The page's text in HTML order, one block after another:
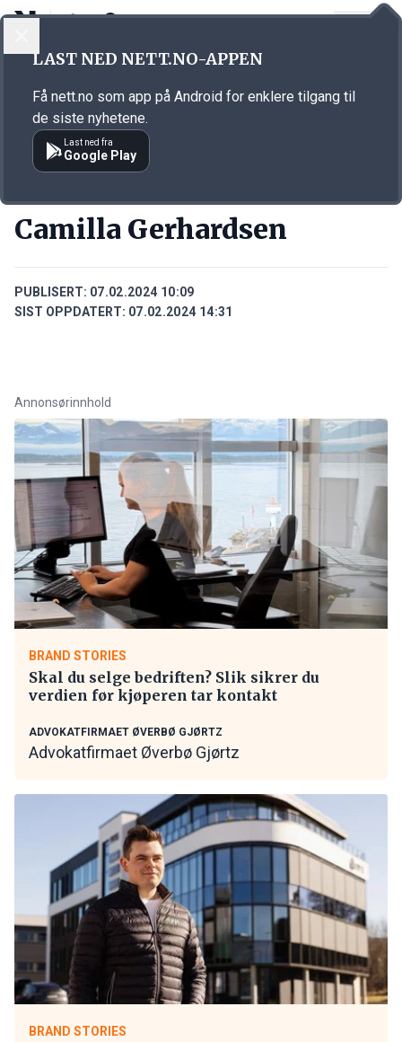
Annonsørinnhold
Camilla Gerhardsen
PUBLISERT: 07.02.2024 10:09
SIST OPPDATERT: 07.02.2024 14:31
Annonsørinnhold
BRAND STORIES
Skal du selge bedriften? Slik sikrer du
verdien før kjøperen tar kontakt
ADVOKATFIRMAET ØVERBØ GJØRTZ
Advokatfirmaet Øverbø Gjørtz
BRAND STORIES
LAST NED NETT.NO-APPEN
Få nett.no som app på Android for enklere tilgang til
de siste nyhetene.
Last ned fra
Google Play